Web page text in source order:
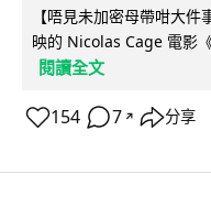
【唔見未加密母帶咁大
映的 Nicolas Cage 電影
閱讀全文
154 7 ↗ 分享